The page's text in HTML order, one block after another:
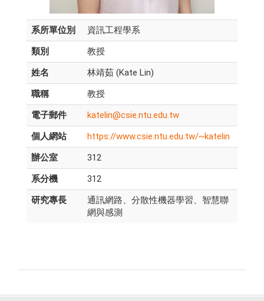
系所單位別
資訊工程學系
類別
教授
姓名
林靖茹 (Kate Lin)
職稱
教授
電子郵件
katelin@csie.ntu.edu.tw
個人網站
https://www.csie.ntu.edu.tw/~katelin
辦公室
312
系分機
312
研究專長
通訊網路、分散性機器學習、智慧聯
網與感測